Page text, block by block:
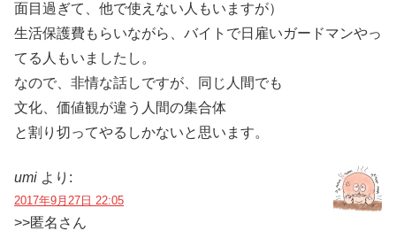
面目過ぎて、他で使えない人もいますが）
生活保護費もらいながら、バイトで日雇いガードマンやっ
てる人もいましたし。
なので、非情な話しですが、同じ人間でも
文化、価値観が違う人間の集合体
と割り切ってやるしかないと思います。
umi より:
2017年9月27日 22:05
>>匿名さん